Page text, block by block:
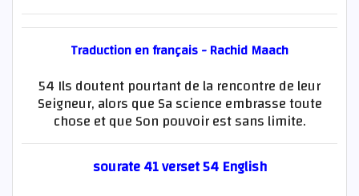
Traduction en français - Rachid Maach
54 Ils doutent pourtant de la rencontre de leur
Seigneur, alors que Sa science embrasse toute
chose et que Son pouvoir est sans limite.
sourate 41 verset 54 English